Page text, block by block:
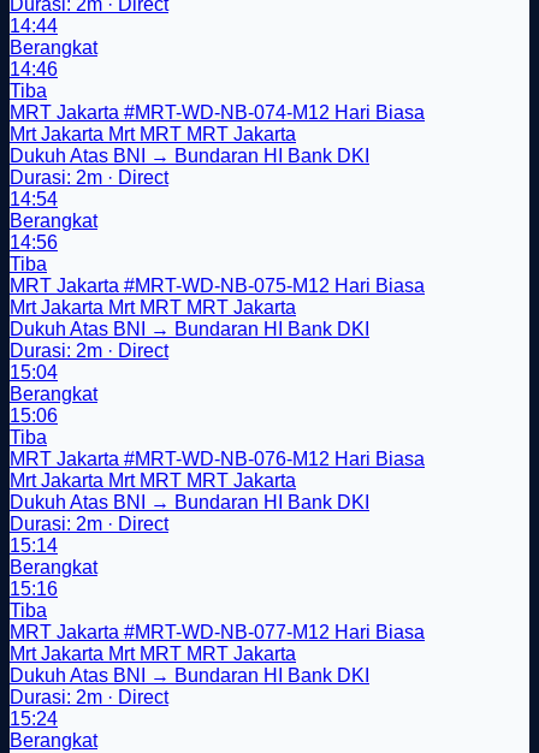
14:44
Berangkat
14:46
Tiba
MRT Jakarta #MRT-WD-NB-074-M12 Hari Biasa
Mrt Jakarta Mrt MRT MRT Jakarta
Dukuh Atas BNI → Bundaran HI Bank DKI
Durasi: 2m · Direct
14:54
Berangkat
14:56
Tiba
MRT Jakarta #MRT-WD-NB-075-M12 Hari Biasa
Mrt Jakarta Mrt MRT MRT Jakarta
Dukuh Atas BNI → Bundaran HI Bank DKI
Durasi: 2m · Direct
15:04
Berangkat
15:06
Tiba
MRT Jakarta #MRT-WD-NB-076-M12 Hari Biasa
Mrt Jakarta Mrt MRT MRT Jakarta
Dukuh Atas BNI → Bundaran HI Bank DKI
Durasi: 2m · Direct
15:14
Berangkat
15:16
Tiba
MRT Jakarta #MRT-WD-NB-077-M12 Hari Biasa
Mrt Jakarta Mrt MRT MRT Jakarta
Dukuh Atas BNI → Bundaran HI Bank DKI
Durasi: 2m · Direct
15:24
Berangkat